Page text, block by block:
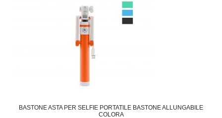
BASTONE ASTA PER SELFIE PORTATILE BASTONE ALLUNGABILE
COLORA